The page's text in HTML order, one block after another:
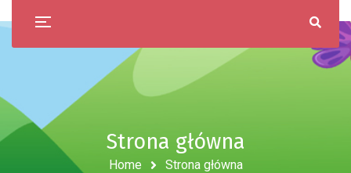
Strona główna
Home Strona główna